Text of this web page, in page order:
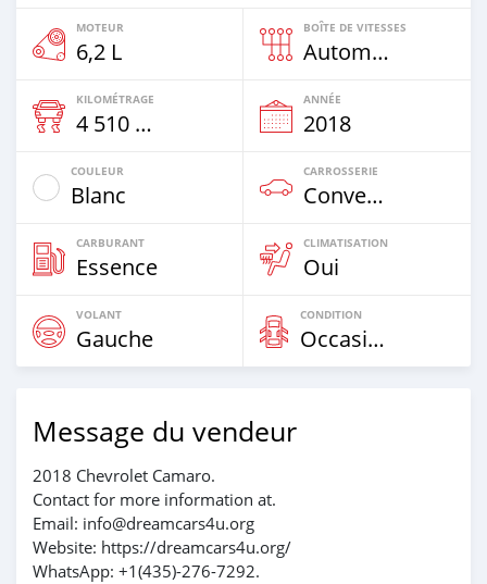
MOTEUR
6,2 L
BOÎTE DE VITESSES
Automatique
KILOMÉTRAGE
4 510 Km
ANNÉE
2018
COULEUR
Blanc
CARROSSERIE
Convertible
CARBURANT
Essence
CLIMATISATION
Oui
VOLANT
Gauche
CONDITION
Occasion
Message du vendeur
2018 Chevrolet Camaro.
Contact for more information at.
Email: info@dreamcars4u.org
Website: https://dreamcars4u.org/
WhatsApp: +1(435)-276-7292.